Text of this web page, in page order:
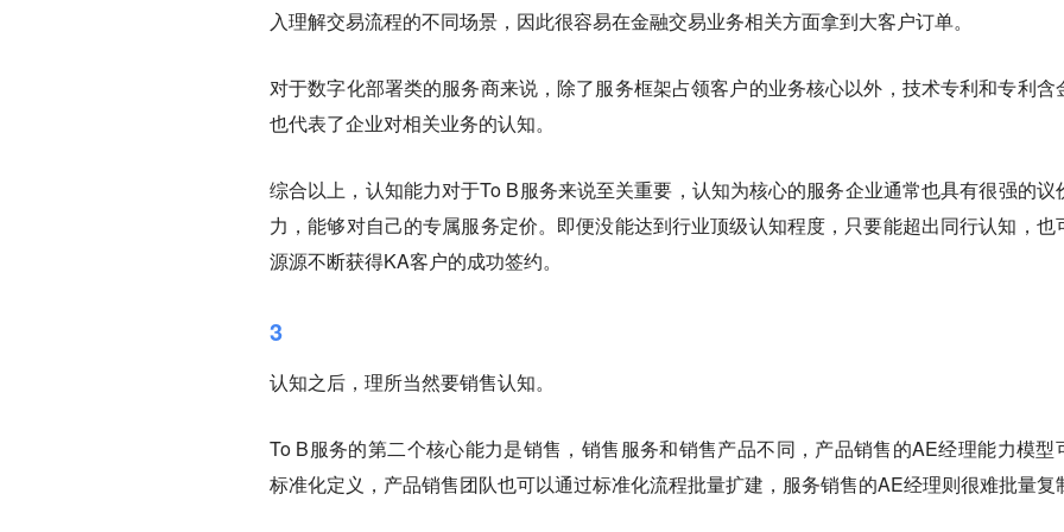
入理解交易流程的不同场景，因此很容易在金融交易业务相关方面拿到大客户订单。
对于数字化部署类的服务商来说，除了服务框架占领客户的业务核心以外，技术专利和专利含
也代表了企业对相关业务的认知。
综合以上，认知能力对于To B服务来说至关重要，认知为核心的服务企业通常也具有很强的议
力，能够对自己的专属服务定价。即便没能达到行业顶级认知程度，只要能超出同行认知，也
源源不断获得KA客户的成功签约。
3
认知之后，理所当然要销售认知。
To B服务的第二个核心能力是销售，销售服务和销售产品不同，产品销售的AE经理能力模型
标准化定义，产品销售团队也可以通过标准化流程批量扩建，服务销售的AE经理则很难批量复